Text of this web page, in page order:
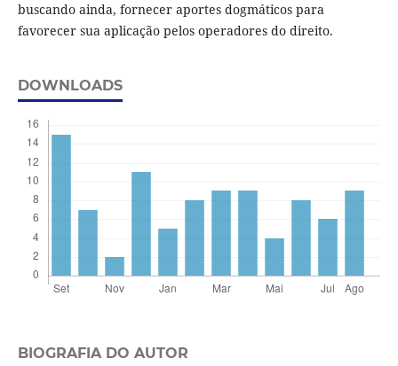
buscando ainda, fornecer aportes dogmáticos para
favorecer sua aplicação pelos operadores do direito.
DOWNLOADS
BIOGRAFIA DO AUTOR